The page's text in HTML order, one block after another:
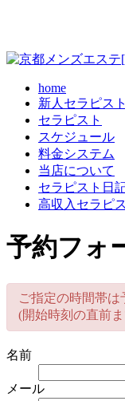
home
新人セラピスト
セラピスト
スケジュール
料金システム
当店について
セラピスト日
高収入セラピ
予約フォ
ご指定の時間帯は
(開始時刻の直前
名前
メール